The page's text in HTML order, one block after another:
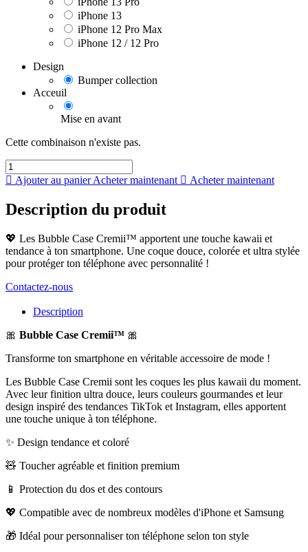
iPhone 13
iPhone 12 Pro Max
iPhone 12 / 12 Pro
Design
Bumper collection
Acceuil
Mise en avant
Cette combinaison n'existe pas.
Ajouter au panierAcheter maintenant Acheter maintenant
Description du produit
💖 Les Bubble Case Cremii™ apportent une touche kawaii et
tendance à ton smartphone. Une coque douce, colorée et ultra stylée
pour protéger ton téléphone avec personnalité !
Contactez-nous
Description
🎀 Bubble Case Cremii™ 🎀
Transforme ton smartphone en véritable accessoire de mode !
Les Bubble Case Cremii sont les coques les plus kawaii du moment.
Avec leur finition ultra douce, leurs couleurs gourmandes et leur
design inspiré des tendances TikTok et Instagram, elles apportent
une touche unique à ton téléphone.
✨ Design tendance et coloré
🧸 Toucher agréable et finition premium
📱 Protection du dos et des contours
💖 Compatible avec de nombreux modèles d'iPhone et Samsung
🎁 Idéal pour personnaliser ton téléphone selon ton style